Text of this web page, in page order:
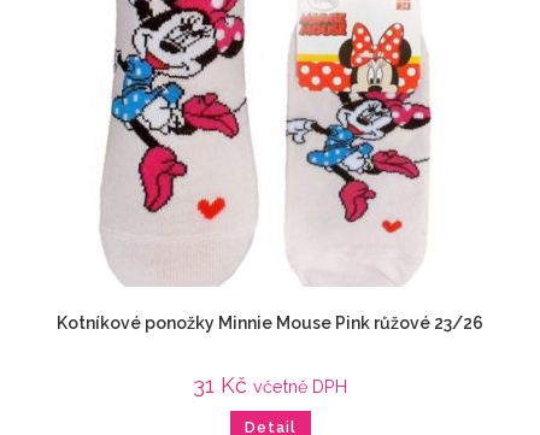
Kotníkové ponožky Minnie Mouse Pink růžové 23/26
31 Kč včetně DPH
Detail